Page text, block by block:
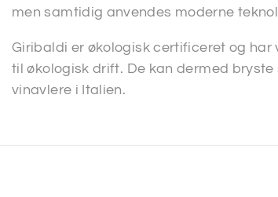
men samtidig anvendes moderne
Giribaldi er økologisk certificeret og
til økologisk drift. De kan dermed
vinavlere i Italien.